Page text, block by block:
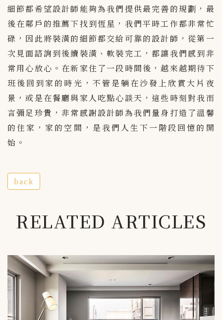
細節都希望設計師能夠為我們提供最完善的規劃，最
後在鄰戶的推薦下找到恆星，我們平時工作都非常忙
碌，因此將裝潢的細節都交給可靠的設計師，從第一
次見面諮詢到後續裝潢、軟裝完工，都讓我們感到非
常用心放心。在新家住了一段時間後，越來越期待下
班後回到家的時光，不管是躺在沙發上欣賞大片夜
景，或是在餐廳與家人吃點心談天，這些時刻對我而
言彌足珍貴，非常感謝設計師為我們量身打造了溫馨
的住家，家的空間，是我們人生下一階段回憶的開
始。
back
RELATED ARTICLES